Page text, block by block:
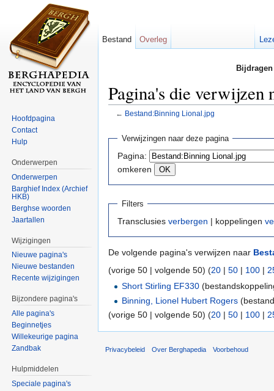
Pagina's die
← Bestand:Binning Lional.jpg
Verwijzingen naar deze pagina
Pagina:
omkeren
Filters
Transclusies verbergen | koppelingen
De volgende pagina's verwijzen naar
(vorige 50 | volgende 50) (20 | 50 | 100 |
Short Stirling EF330
Binning, Lionel Hubert Rogers
(vorige 50 | volgende 50) (20 | 50 | 100 |
Bestand Overleg
Hoofdpagina
Contact
Hulp
Onderwerpen
Onderwerpen
Barghief Index (Archief
HKB)
Berghse woorden
Jaartallen
Wijzigingen
Nieuwe pagina's
Nieuwe bestanden
Recente wijzigingen
Bijzondere pagina's
Alle pagina's
Beginnetjes
Willekeurige pagina
Zandbak
Hulpmiddelen
Speciale pagina's
Privacybeleid Over Berghapedia Voorbehoud